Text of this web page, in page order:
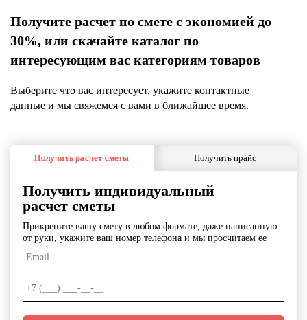
Получите расчет по смете с экономией до
30%, или скачайте каталог по
интересующим вас категориям товаров
Выберите что вас интересует, укажите контактные
данные и мы свяжемся с вами в ближайшее время.
Получить расчет сметы Получить прайс
Получить индивидуальный
расчет сметы
Прикрепите вашу смету в любом формате, даже написанную
от руки, укажите ваш номер телефона и мы просчитаем ее